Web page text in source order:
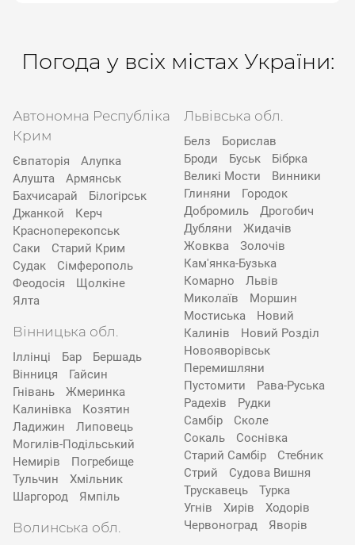
Погода у всіх містах України:
Автономна Республіка
Крим
Євпаторія
Алупка
Алушта
Армянськ
Бахчисарай
Білогірськ
Джанкой
Керч
Красноперекопськ
Саки
Старий Крим
Судак
Сімферополь
Феодосія
Щолкіне
Ялта
Вінницька обл.
Іллінці Бар
Бершадь
Вінниця
Гайсин
Гнівань
Жмеринка
Калинівка
Козятин
Ладижин
Липовець
Могилів-Подільський
Немирів
Погребище
Тульчин
Хмільник
Шаргород
Ямпіль
Волинська обл.
Львівська обл.
Белз
Борислав
Броди
Буськ
Бібрка
Великі Мости
Винники
Глиняни
Городок
Добромиль
Дрогобич
Дубляни
Жидачів
Жовква
Золочів
Кам'янка-Бузька
Комарно
Львів
Миколаїв
Моршин
Мостиська
Новий
Калинів
Новий Розділ
Новояворівськ
Перемишляни
Пустомити
Рава-Руська
Радехів
Рудки
Самбір
Сколе
Сокаль
Соснівка
Старий Самбір
Стебник
Стрий
Судова Вишня
Трускавець
Турка
Угнів
Хирів
Ходорів
Червоноград
Яворів